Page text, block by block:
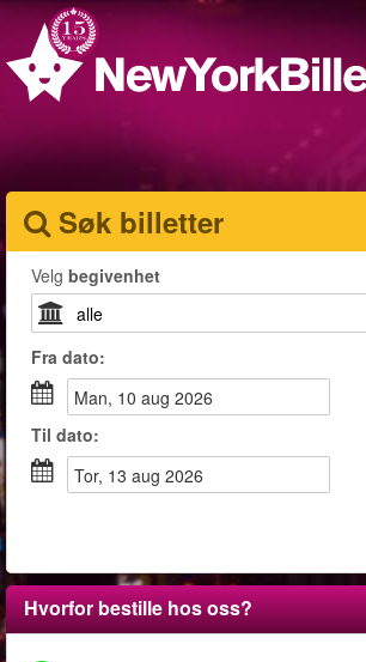
Søk billetter
Velg begivenhet
Fra dato:
man, 10 aug 2026
Til dato:
tor, 13 aug 2026
Hvorfor bestille hos oss?